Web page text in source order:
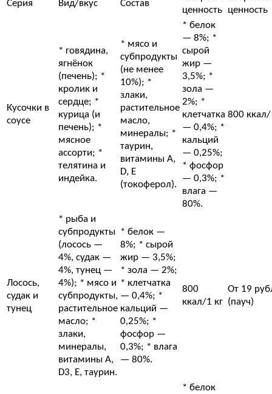
Серия Вид/вкус Состав
ценность ценность
Кусочки в
соусе
* говядина,
ягнёнок
(печень); *
кролик и
сердце; *
курица (и
печень); *
мясное
ассорти; *
телятина и
индейка.
* мясо и
субпродукты
(не менее
10%); *
злаки,
растительное
масло,
минералы; *
таурин,
витамины A,
D, E
(токоферол).
* белок
— 8%; *
сырой
жир —
3,5%; *
зола —
2%; *
клетчатка
— 0,4%; *
кальций
— 0,25%;
* фосфор
— 0,3%; *
влага —
80%.
800 ккал/
Лосось,
судак и
тунец
* рыба и
субпродукты
(лосось —
4%, судак —
4%, тунец —
4%); * мясо и
субпродукты,
растительное
масло; *
злаки,
минералы,
витамины A,
D3, E, таурин.
* белок —
8%; * сырой
жир — 3,5%;
* зола — 2%;
* клетчатка
— 0,4%; *
кальций —
0,25%; *
фосфор —
0,3%; * влага
— 80%.
800
ккал/1 кг
От 19
(пауч)
* белок